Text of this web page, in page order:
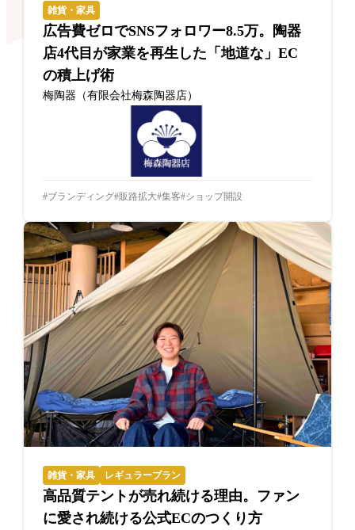
雑貨・家具
広告費ゼロでSNSフォロワー8.5万。陶器
店4代目が家業を再生した「地道な」EC
の積上げ術
梅陶器（有限会社梅森陶器店）
ブランディング 販路拡大 集客 ショップ開設
雑貨・家具 レギュラープラン
高品質テントが売れ続ける理由。ファン
に愛され続ける公式ECのつくり方